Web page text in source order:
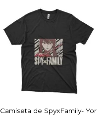
Camiseta de SpyxFamily- Yor